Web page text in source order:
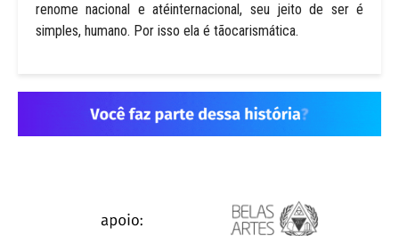
renome nacional e atéinternacional, seu jeito de ser é
simples, humano. Por isso ela é tãocarismática.